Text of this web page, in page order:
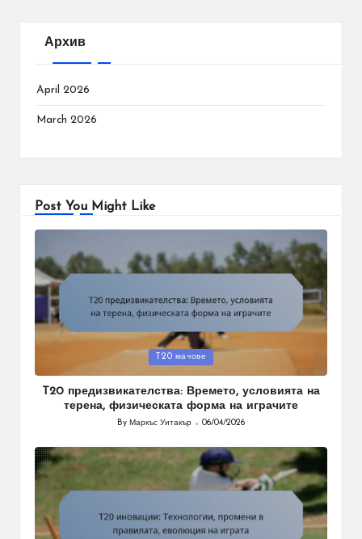
Архив
April 2026
March 2026
Post You Might Like
in
T20 мачове
T20 предизвикателства: Времето, условията на
терена, физическата форма на играчите
Posted
ByМаркъс Уитакър 06/04/2026